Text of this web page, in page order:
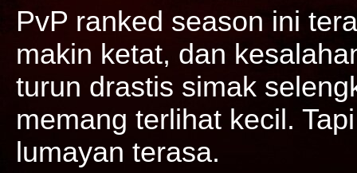
PvP ranked season ini
makin ketat, dan
turun drastis simak
memang terlihat kecil.
lumayan terasa.